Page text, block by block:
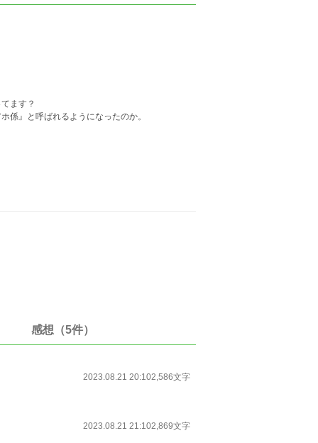
ます？
係』と呼ばれるようになったのか。
感想（5件）
2023.08.21 20:102,586文字
2023.08.21 21:102,869文字